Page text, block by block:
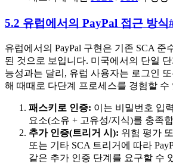
5.2 유럽에서의 PayPal 접근 방식
유럽에서의 PayPal 구현은 기존 SCA 준
된 것으로 보입니다. 미국에서의 단일
능성과는 달리, 유럽 사용자는 로그인
해 때때로 다단계 프로세스를 경험할 수
패스키로 인증: 이는 비밀번호 입
요소(소유 + 고유성/지식)를 충족
추가 인증(트리거 시): 위험 평가
또는 기타 SCA 트리거에 따라
같은 추가 인증 단계를 요구할 수